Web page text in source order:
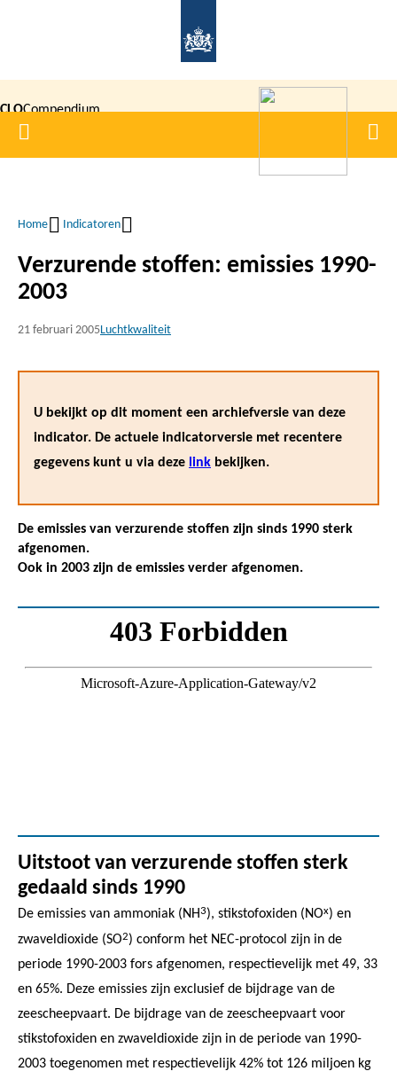
inhoud
gaan
CLOCompendium
voor de
Home
Kruimelpad
Home Indicatoren
Verzurende stoffen: emissies 1990-
2003
21 februari 2005Luchtkwaliteit
U bekijkt op dit moment een archiefversie van deze
indicator. De actuele indicatorversie met recentere
gegevens kunt u via deze link bekijken.
De emissies van verzurende stoffen zijn sinds 1990 sterk
afgenomen.
Ook in 2003 zijn de emissies verder afgenomen.
Uitstoot van verzurende stoffen sterk
gedaald sinds 1990
De emissies van ammoniak (NH3), stikstofoxiden (NOx) en
zwaveldioxide (SO2) conform het NEC-protocol zijn in de
periode 1990-2003 fors afgenomen, respectievelijk met 49, 33
en 65%. Deze emissies zijn exclusief de bijdrage van de
zeescheepvaart. De bijdrage van de zeescheepvaart voor
stikstofoxiden en zwaveldioxide zijn in de periode van 1990-
2003 toegenomen met respectievelijk 42% tot 126 miljoen kg